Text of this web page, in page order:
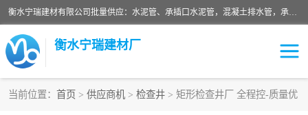
衡水宁瑞建材有限公司批量供应：水泥管、承插口水泥管，混凝土排水管，承插口水泥管，企口水泥管，钢承口水泥管，顶管，平口水泥管，水泥检查井，混凝土检查井，预制混凝土检查井，矩形检查井，圆形检查井等产品。
衡水宁瑞建材厂
当前位置： 首页 > 供应商机 > 检查井 > 矩形检查井厂 全程控-质量优